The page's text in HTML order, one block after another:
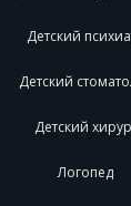
Детский
Детский
Детский
Логопед